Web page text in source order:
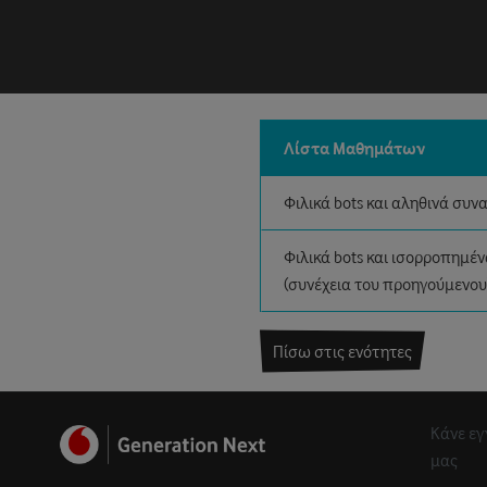
Λίστα Μαθημάτων
Φιλικά bots και αληθινά
Φιλικά bots και
(συνέχεια του
Πίσω στις ενότητες
Κάνε
μας